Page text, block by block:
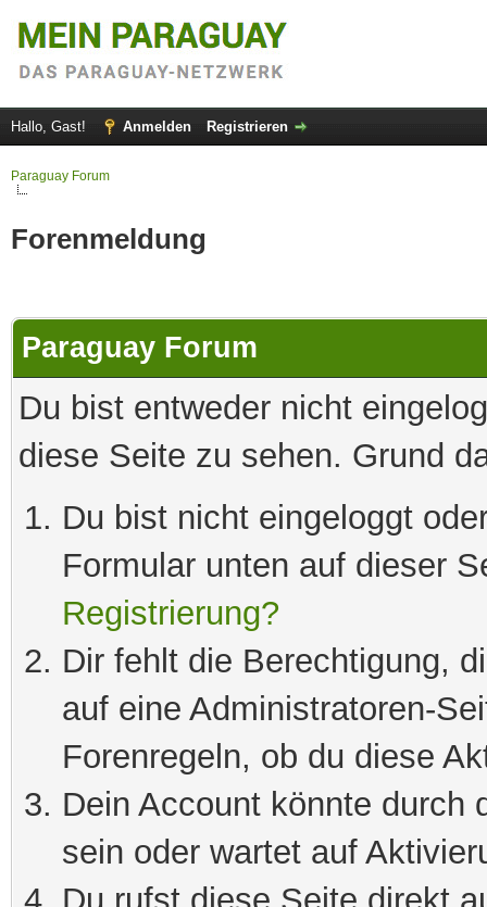
Hallo, Gast! Anmelden Registrieren
Paraguay Forum
Forenmeldung
Paraguay Forum
Du bist entweder nicht
diese Seite zu sehen. Grund
Du bist nicht eingeloggt
Formular unten auf dieser
Registrierung?
Dir fehlt die Berechtigung,
auf eine Administratoren-
Forenregeln, ob du diese
Dein Account könnte durch
sein oder wartet auf